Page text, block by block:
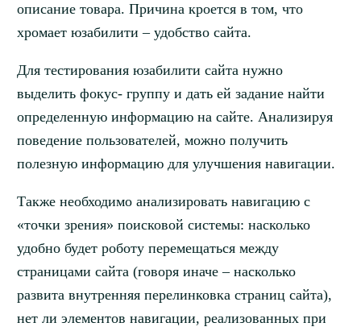
описание товара. Причина кроется в том, что
хромает юзабилити – удобство сайта.
Для тестирования юзабилити сайта нужно
выделить фокус- группу и дать ей задание найти
определенную информацию на сайте. Анализируя
поведение пользователей, можно получить
полезную информацию для улучшения навигации.
Также необходимо анализировать навигацию с
«точки зрения» поисковой системы: насколько
удобно будет роботу перемещаться между
страницами сайта (говоря иначе – насколько
развита внутренняя перелинковка страниц сайта),
нет ли элементов навигации, реализованных при